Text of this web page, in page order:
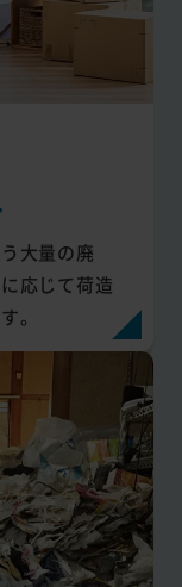
大量の廃
応じて荷造
。